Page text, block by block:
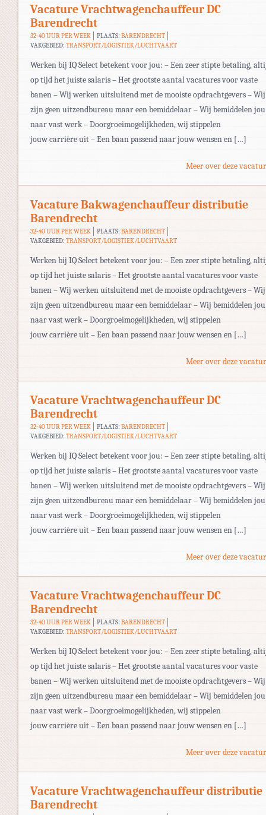
Vacature Vrachtwagenchauffeur DC
Barendrecht
32-40 UUR PER WEEK PLAATS: BARENDRECHT
VAKGEBIED: TRANSPORT/LOGISTIEK/LUCHTVAART
Werken bij IQ Select betekent voor jou: – Een zeer stipte betaling,
op tijd het juiste salaris – Het grootste aantal vacatures voor vaste
banen – Wij werken uitsluitend met de mooiste opdrachtgevers – Wij
zijn geen uitzendbureau maar een bemiddelaar – Wij bemiddelen jou
naar vast werk – Doorgroeimogelijkheden, wij stippelen
jouw carrière uit – Een baan passend naar jouw wensen en […]
Meer over deze
Vacature Bakwagenchauffeur distributie
Barendrecht
32-40 UUR PER WEEK PLAATS: BARENDRECHT
VAKGEBIED: TRANSPORT/LOGISTIEK/LUCHTVAART
Werken bij IQ Select betekent voor jou: – Een zeer stipte betaling,
op tijd het juiste salaris – Het grootste aantal vacatures voor vaste
banen – Wij werken uitsluitend met de mooiste opdrachtgevers – Wij
zijn geen uitzendbureau maar een bemiddelaar – Wij bemiddelen jou
naar vast werk – Doorgroeimogelijkheden, wij stippelen
jouw carrière uit – Een baan passend naar jouw wensen en […]
Meer over deze
Vacature Vrachtwagenchauffeur DC
Barendrecht
32-40 UUR PER WEEK PLAATS: BARENDRECHT
VAKGEBIED: TRANSPORT/LOGISTIEK/LUCHTVAART
Werken bij IQ Select betekent voor jou: – Een zeer stipte betaling,
op tijd het juiste salaris – Het grootste aantal vacatures voor vaste
banen – Wij werken uitsluitend met de mooiste opdrachtgevers – Wij
zijn geen uitzendbureau maar een bemiddelaar – Wij bemiddelen jou
naar vast werk – Doorgroeimogelijkheden, wij stippelen
jouw carrière uit – Een baan passend naar jouw wensen en […]
Meer over deze
Vacature Vrachtwagenchauffeur DC
Barendrecht
32-40 UUR PER WEEK PLAATS: BARENDRECHT
VAKGEBIED: TRANSPORT/LOGISTIEK/LUCHTVAART
Werken bij IQ Select betekent voor jou: – Een zeer stipte betaling,
op tijd het juiste salaris – Het grootste aantal vacatures voor vaste
banen – Wij werken uitsluitend met de mooiste opdrachtgevers – Wij
zijn geen uitzendbureau maar een bemiddelaar – Wij bemiddelen jou
naar vast werk – Doorgroeimogelijkheden, wij stippelen
jouw carrière uit – Een baan passend naar jouw wensen en […]
Meer over deze
Vacature Vrachtwagenchauffeur distributie
Barendrecht